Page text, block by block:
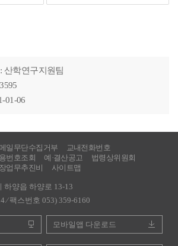
산학연구지원팀
01-06
일무단수집거부
교내전화번호
번호조회 예·결산공고
법령상위원회
업무추진비 사이트맵
하양읍 하양로 13-13
⁄ 팩스번호 053) 359-6160
모바일앱 다운로드